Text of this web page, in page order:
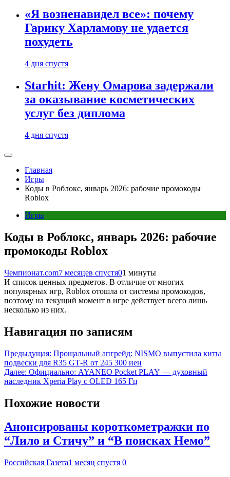
«Я возненавидел все»: почему
Гарику Харламову не удается
похудеть
4 дня спустя
Starhit: Жену Омарова задержали
за оказывание косметических
услуг без диплома
4 дня спустя
Главная
Игры
Коды в Роблокс, январь 2026: рабочие промокоды
Roblox
Игры
Коды в Роблокс, январь 2026: рабочие
промокоды Roblox
Чемпионат.com7 месяцев спустя01 минуты
И список ценных предметов. В отличие от многих
популярных игр, Roblox отошла от системы промокодов,
поэтому на текущий момент в игре действует всего лишь
несколько из них.
Навигация по записям
Предыдущая: Прощальный апгрейд: NISMO выпустила киты
подвески для R35 GT‑R от 245 300 иен
Далее: Официально: AYANEO Pocket PLAY — духовный
наследник Xperia Play с OLED 165 Гц
Похожие новости
Анонсированы короткометражки по
“Лило и Стичу” и “В поисках Немо”
Российская Газета1 месяц спустя 0